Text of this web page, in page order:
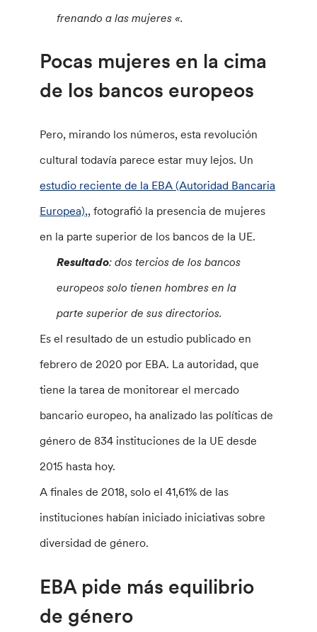
frenando a las mujeres «.
Pocas mujeres en la cima
de los bancos europeos
Pero, mirando los números, esta revolución
cultural todavía parece estar muy lejos. Un
estudio reciente de la EBA (Autoridad Bancaria
Europea),, fotografió la presencia de mujeres
en la parte superior de los bancos de la UE.
Resultado: dos tercios de los bancos
europeos solo tienen hombres en la
parte superior de sus directorios.
Es el resultado de un estudio publicado en
febrero de 2020 por EBA. La autoridad, que
tiene la tarea de monitorear el mercado
bancario europeo, ha analizado las políticas de
género de 834 instituciones de la UE desde
2015 hasta hoy.
A finales de 2018, solo el 41,61% de las
instituciones habían iniciado iniciativas sobre
diversidad de género.
EBA pide más equilibrio
de género